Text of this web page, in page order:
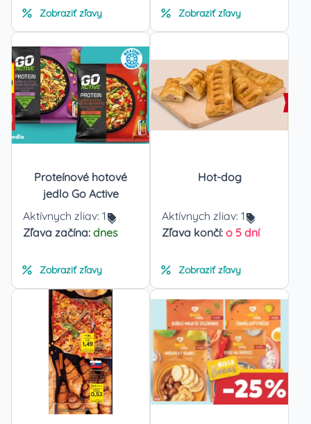
Zobraziť zľavy Zobraziť zľavy
Proteínové hotové
jedlo Go Active
Aktívnych zliav: 1
Zľava začína: dnes
Zobraziť zľavy
Hot-dog
Aktívnych zliav: 1
Zľava končí: o 5 dní
Zobraziť zľavy